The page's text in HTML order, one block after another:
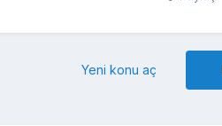
Yeni konu aç